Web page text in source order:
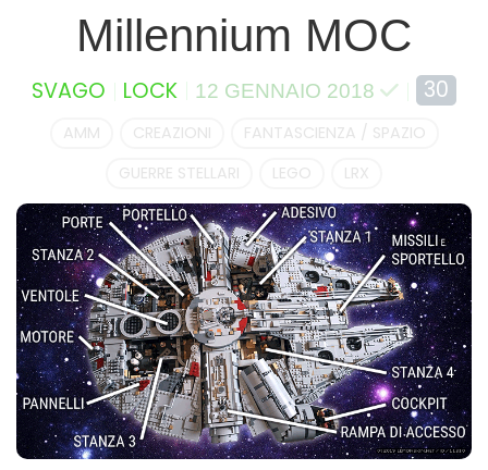
Millennium MOC
SVAGO LOCK 12 GENNAIO 2018 30
AMM CREAZIONI
FANTASCIENZA / SPAZIO
GUERRE STELLARI
LEGO LRX